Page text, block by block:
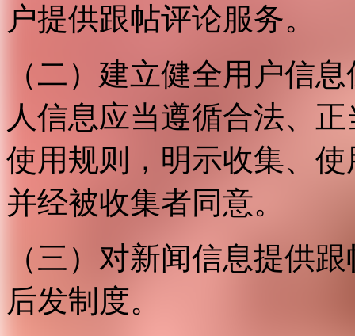
户提供跟帖评论服务。
（二）建立健全用户信
人信息应当遵循合法、
使用规则，明示收集、
并经被收集者同意。
（三）对新闻信息提供
后发制度。